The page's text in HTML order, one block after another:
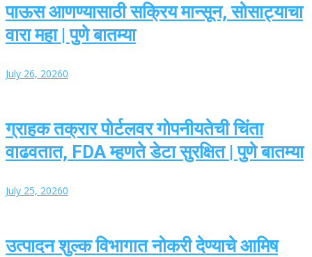
पाऊस आणण्यासाठी सक्रिय मान्सून, सोसाट्याचा
वारा महा | पुणे बातम्या
July 26, 20260
ग्राहक तक्रार पोर्टलवर गोपनीयतेची चिंता
वाढवतात, FDA म्हणते डेटा सुरक्षित | पुणे बातम्या
July 25, 20260
उत्पादन शुल्क विभागात नोकरी देण्याचे आमिष